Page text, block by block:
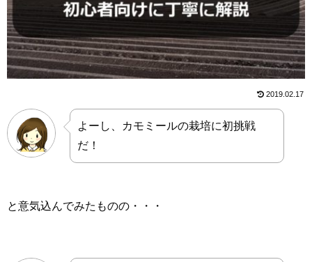
2019.02.17
よーし、カモミールの栽培に初挑戦
だ！
と意気込んでみたものの・・・